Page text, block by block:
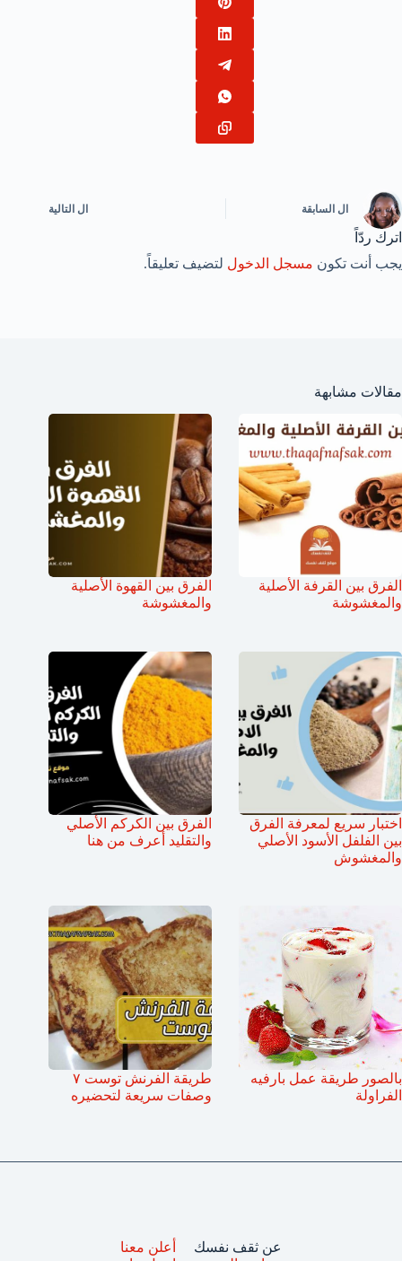
ال السابقة ال التالية
اترك ردّاً
يجب أنت تكون مسجل الدخول لتضيف تعليقاً.
مقالات مشابهة
الفرق بين القرفة الأصلية
والمغشوشة
الفرق بين القهوة الأصلية
والمغشوشة
اختبار سريع لمعرفة الفرق
بين الفلفل الأسود الأصلي
والمغشوش
الفرق بين الكركم الأصلي
والتقليد أعرف من هنا
بالصور طريقة عمل بارفيه
الفراولة
طريقة الفرنش توست ٧
وصفات سريعة لتحضيره
عن ثقف نفسك
أعلن معنا